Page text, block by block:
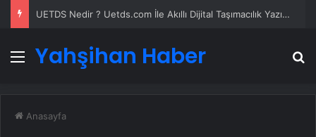
UETDS Nedir ? Uetds.com İle Akıllı Dijital Taşımacılık Yazılımı
Menü
Yahşihan Haber
Anasayfa